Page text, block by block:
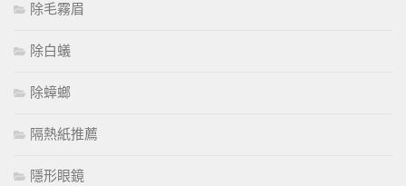
除毛霧眉
除白蟻
除蟑螂
隔熱紙推薦
隱形眼鏡